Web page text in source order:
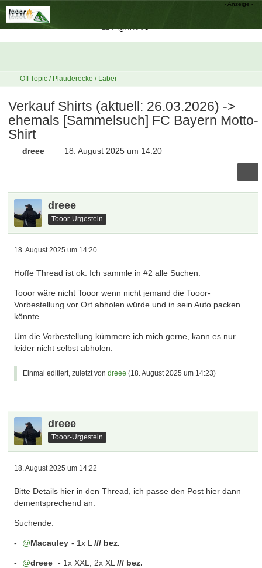
Off Topic / Plauderecke / Laber
Verkauf Shirts (aktuell: 26.03.2026) ->
ehemals [Sammelsuch] FC Bayern Motto-
Shirt
dreee 18. August 2025 um 14:20
dreee
Tooor-Urgestein
18. August 2025 um 14:20
Hoffe Thread ist ok. Ich sammle in #2 alle Suchen.
Tooor wäre nicht Tooor wenn nicht jemand die Tooor-
Vorbestellung vor Ort abholen würde und in sein Auto packen
könnte.
Um die Vorbestellung kümmere ich mich gerne, kann es nur
leider nicht selbst abholen.
Einmal editiert, zuletzt vondreee (18. August 2025 um 14:23)
dreee
Tooor-Urgestein
18. August 2025 um 14:22
Bitte Details hier in den Thread, ich passe den Post hier dann
dementsprechend an.
Suchende:
- Macauley - 1x L/// bez.
- dreee - 1x XXL, 2x XL/// bez.